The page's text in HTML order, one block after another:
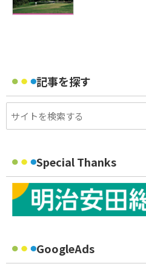
記事を探す
Special Thanks
GoogleAds